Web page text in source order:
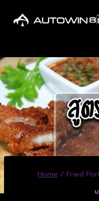
Home / Fried